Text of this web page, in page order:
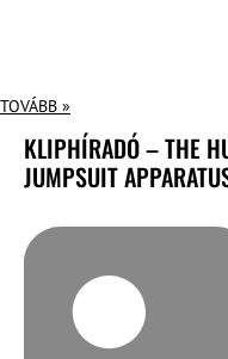
TOVÁBB »
KLIPHÍRADÓ – THE
JUMPSUIT